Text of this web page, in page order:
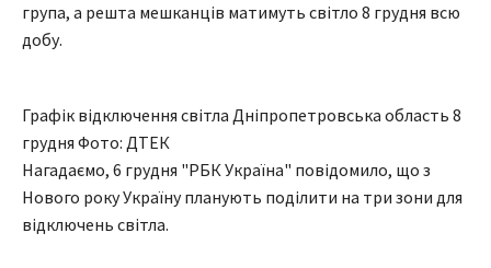
група, а решта мешканців матимуть світло 8 грудня всю
добу.
Графік відключення світла Дніпропетровська область 8
грудня Фото: ДТЕК
Нагадаємо, 6 грудня "РБК Україна" повідомило, що з
Нового року Україну планують поділити на три зони для
відключень світла.